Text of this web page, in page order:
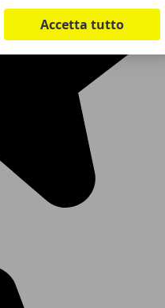
Accetta tutto